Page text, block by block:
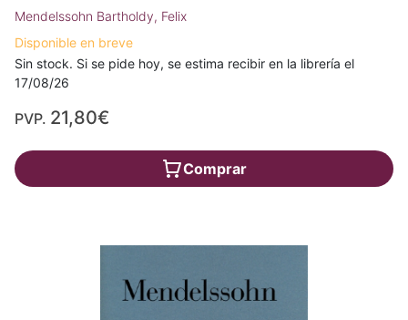
Mendelssohn Bartholdy, Felix
Disponible en breve
Sin stock. Si se pide hoy, se estima recibir en la librería el
17/08/26
PVP. 21,80€
Comprar